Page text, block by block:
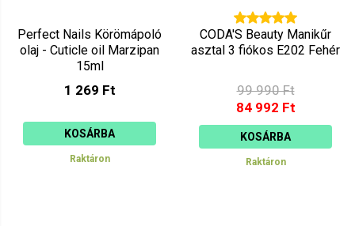
Perfect Nails Körömápoló
olaj - Cuticle oil Marzipan
15ml
1 269 Ft
KOSÁRBA
Raktáron
CODA'S Beauty Manikűr
asztal 3 fiókos E202 Fehér
99 990 Ft
84 992 Ft
KOSÁRBA
Raktáron